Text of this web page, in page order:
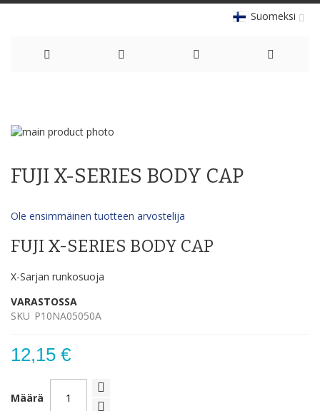
Suomeksi
Content
Skip
end
images
the
beginning
the
gallery
FUJI X-SERIES BODY CAP
Ole ensimmäinen tuotteen arvostelija
FUJI X-SERIES BODY CAP
X-Sarjan runkosuoja
VARASTOSSA
SKU P10NA05050A
12,15 €
Määrä